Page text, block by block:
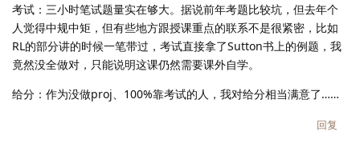
考试：三小时笔试题量实在够大。据说前年考题比较坑，但去年个
人觉得中规中矩，但有些地方跟授课重点的联系不是很紧密，比如
RL的部分讲的时候一笔带过，考试直接拿了Sutton书上的例题，我
竟然没全做对，只能说明这课仍然需要课外自学。
给分：作为没做proj、100%靠考试的人，我对给分相当满意了……
回复